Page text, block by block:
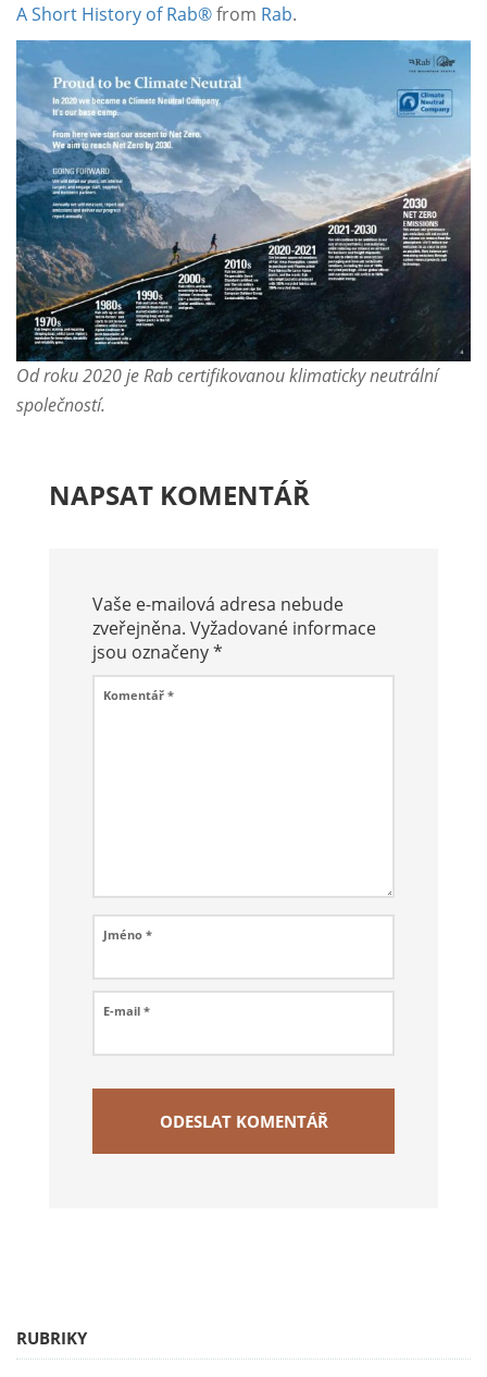
A Short History of Rab®from Rab.
Od roku 2020 je Rab certifikovanou klimaticky neutrální
společností.
NAPSAT KOMENTÁŘ
Vaše e-mailová adresa nebude
zveřejněna. Vyžadované informace
jsou označeny*
Komentář *
Jméno *
E-mail *
RUBRIKY